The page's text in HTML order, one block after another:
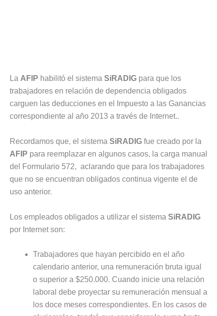
La AFIP habilitó el sistema SiRADIG para que los
trabajadores en relación de dependencia obligados
carguen las deducciones en el Impuesto a las Ganancias
correspondiente al año 2013 a través de Internet..
Recordamos que, el sistema SiRADIG fue creado por la
AFIP para reemplazar en algunos casos, la carga manual
del Formulario 572, aclarando que para los trabajadores
que no se encuentran obligados continua vigente el de
uso anterior.
Los empleados obligados a utilizar el sistema SiRADIG
por Internet son:
Trabajadores que hayan percibido en el año
calendario anterior, una remuneración bruta igual
o superior a $250.000. Cuando inicie una relación
laboral debe proyectar su remuneración mensual a
los doce meses correspondientes. En los casos de